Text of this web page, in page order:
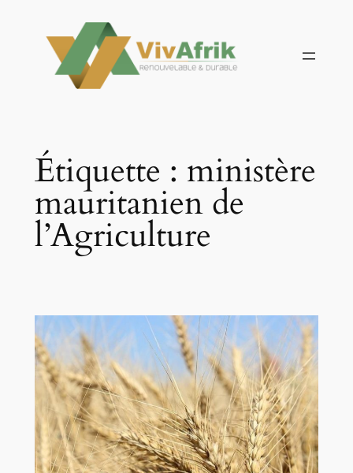
contenu
Étiquette : ministère
mauritanien de
l’Agriculture